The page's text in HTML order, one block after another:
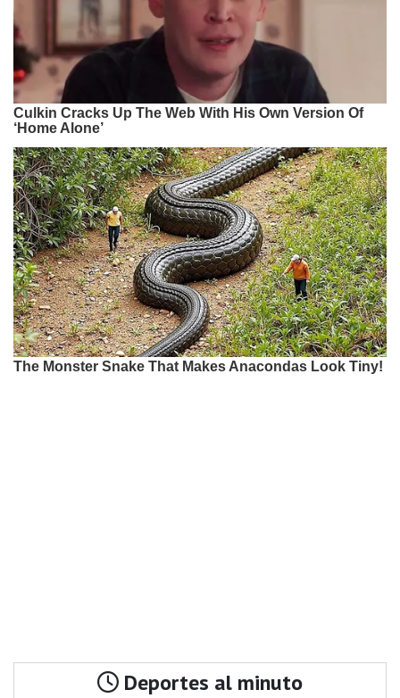
Deportes al minuto